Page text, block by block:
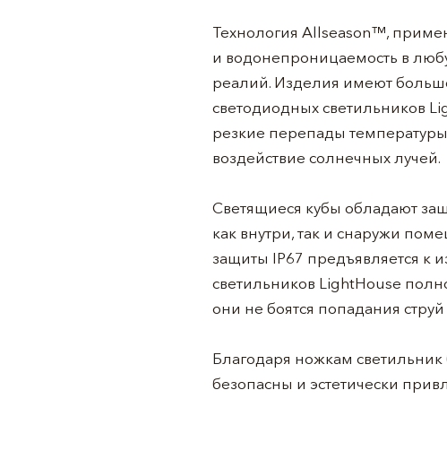
Технология Allseason™,
и водонепроницаемость в
реалий. Изделия имеют
светодиодных светильников
резкие перепады
воздействие солнечных лучей.
Светящиеся кубы обладают
как внутри, так и снаружи
защиты IP67 предъявляется
светильников LightHouse
они не боятся попадания
Благодаря ножкам светильник
безопасны и эстетически